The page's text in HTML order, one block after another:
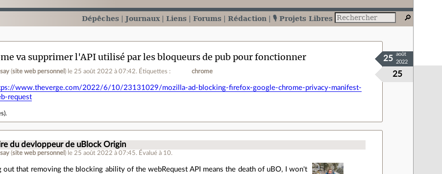
Dépêches Journaux Liens Forums Rédaction 🎙️ Projets Libres
va supprimer l'API utilisé par les bloqueurs de pub pour fonctionner
(site web personnel ) le 25 août 2022 à 07:42. Étiquettes : chrome 25
25
août
2022
www.theverge.com/2022/6/10/23131029/mozilla-ad-blocking-firefox-google-chrome-privacy-manifest-
request
).
du devloppeur de uBlock Origin
(site web personnel ) le 25 août 2022 à 07:45. Évalué à 10.
out that removing the blocking ability of the webRequest API means the death of uBO, I won't